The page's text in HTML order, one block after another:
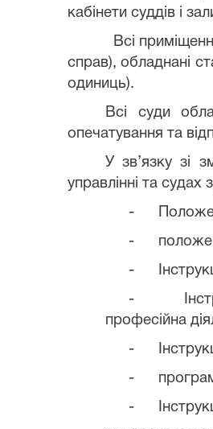
кабінети суддів і
Всі
справ), обладнані
одиниць).
Всі суди
опечатування та
У зв’язку зі
управлінні та
-
-
-
-
професійна
-
-
-